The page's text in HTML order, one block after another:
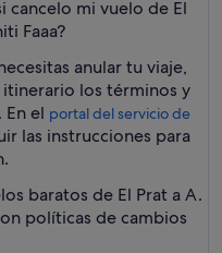
cancelo mi vuelo de El
Faaa?
anular tu viaje,
los términos y
el portal del servicio de
las instrucciones para
baratos de El Prat a A.
políticas de cambios